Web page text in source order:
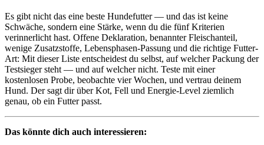
Es gibt nicht das eine beste Hundefutter — und das ist keine
Schwäche, sondern eine Stärke, wenn du die fünf Kriterien
verinnerlicht hast. Offene Deklaration, benannter Fleischanteil,
wenige Zusatzstoffe, Lebensphasen-Passung und die richtige Futter-
Art: Mit dieser Liste entscheidest du selbst, auf welcher Packung der
Testsieger steht — und auf welcher nicht. Teste mit einer
kostenlosen Probe, beobachte vier Wochen, und vertrau deinem
Hund. Der sagt dir über Kot, Fell und Energie-Level ziemlich
genau, ob ein Futter passt.
Das könnte dich auch interessieren: